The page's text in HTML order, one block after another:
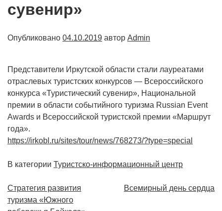
сувенир»
Опубликовано 04.10.2019 автор Admin
Представители Иркутской области стали лауреатами
отраслевых туристских конкурсов — Всероссийского
конкурса «Туристический сувенир», Национальной
премии в области событийного туризма Russian Event
Awards и Всероссийской туристской премии «Маршрут
года».
https://irkobl.ru/sites/tour/news/768273/?type=special
В категории Туристско-информационный центр
Навигация
по
Стратегия развития
туризма «Южного
Всемирный день сердца